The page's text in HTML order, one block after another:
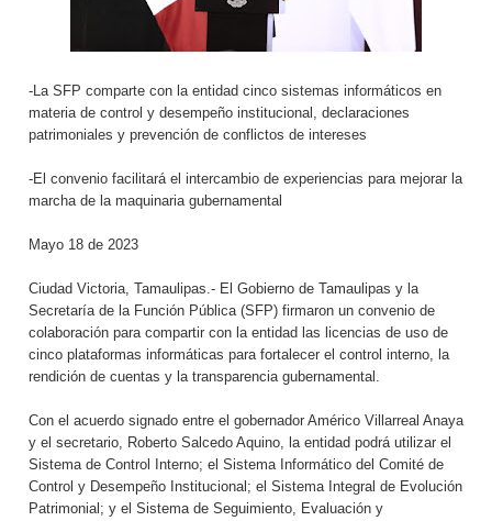
-La SFP comparte con la entidad cinco sistemas informáticos en
materia de control y desempeño institucional, declaraciones
patrimoniales y prevención de conflictos de intereses
-El convenio facilitará el intercambio de experiencias para mejorar la
marcha de la maquinaria gubernamental
Mayo 18 de 2023
Ciudad Victoria, Tamaulipas.- El Gobierno de Tamaulipas y la
Secretaría de la Función Pública (SFP) firmaron un convenio de
colaboración para compartir con la entidad las licencias de uso de
cinco plataformas informáticas para fortalecer el control interno, la
rendición de cuentas y la transparencia gubernamental.
Con el acuerdo signado entre el gobernador Américo Villarreal Anaya
y el secretario, Roberto Salcedo Aquino, la entidad podrá utilizar el
Sistema de Control Interno; el Sistema Informático del Comité de
Control y Desempeño Institucional; el Sistema Integral de Evolución
Patrimonial; y el Sistema de Seguimiento, Evaluación y